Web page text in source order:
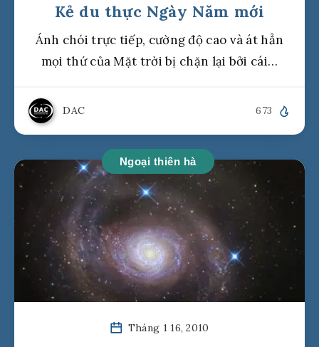
Kẻ du thực Ngày Năm mới
Ánh chói trực tiếp, cường độ cao và át hẳn
mọi thứ của Mặt trời bị chặn lại bởi cái…
DAC 673
Ngoại thiên hà
Tháng 1 16, 2010